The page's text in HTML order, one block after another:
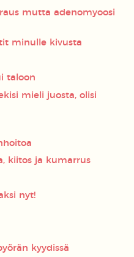
mutta adenomyoosi
minulle kivusta
taloon
mieli juosta, olisi
kiitos ja kumarrus
nyt!
kyydissä